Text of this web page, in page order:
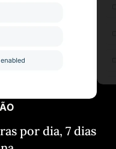
por dia, 7 dias